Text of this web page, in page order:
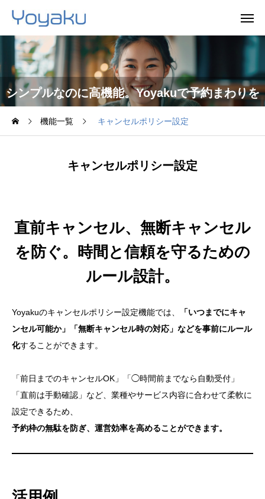
シンプルなのに高機能。Yoyakuで予約まわりを
まるごと効率化。
機能一覧 キャンセルポリシー設定
キャンセルポリシー設定
直前キャンセル、無断キャンセル
を防ぐ。時間と信頼を守るための
ルール設計。
Yoyakuのキャンセルポリシー設定機能では、
「いつまでにキャ
ンセル可能か」「無断キャンセル時の対応」などを事前にルール
化することができます。
「前日までのキャンセルOK」「◯時間前までなら自動受付」
「直前は手動確認」など、業種やサービス内容に合わせて柔軟に
設定できるため、
予約枠の無駄を防ぎ、運営効率を高めることができます。